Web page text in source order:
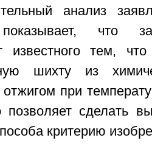
анализ
что
известного тем,
шихту из
при
сделать
критерию